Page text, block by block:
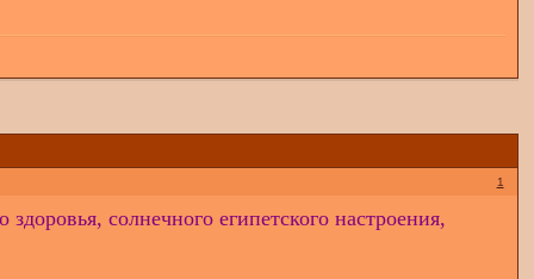
1
солнечного египетского настроения,